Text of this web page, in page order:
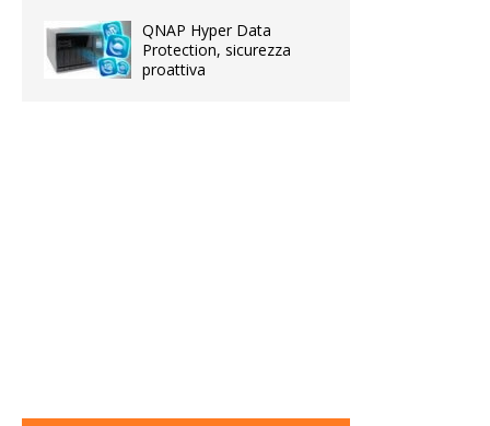
QNAP Hyper Data
Protection, sicurezza
proattiva